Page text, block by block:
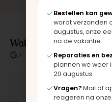
Wat klanten over ons
★★★★★4.9/5
★★★★★
Bestellen kan
wordt verzonden
augustus, onze
na de vakantie.
Reparaties en
plannen we weer
20 augustus.
Vragen?Mail of
reageren na